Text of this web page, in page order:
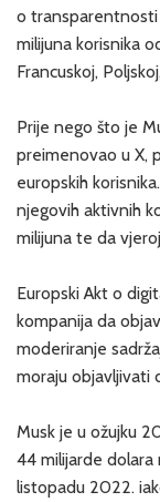
o transparentnosti
milijuna korisnika
Francuskoj,
Prije nego što je
preimenovao u X,
europskih
njegovih aktivnih
milijuna te da
Europski Akt o
kompanija da
moderiranje
moraju objavljivati
Musk je u ožujku
44 milijarde dolara
listopadu 2022.